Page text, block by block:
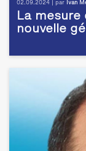
02.09.2024 | par Ivan
La mesure
nouvelle